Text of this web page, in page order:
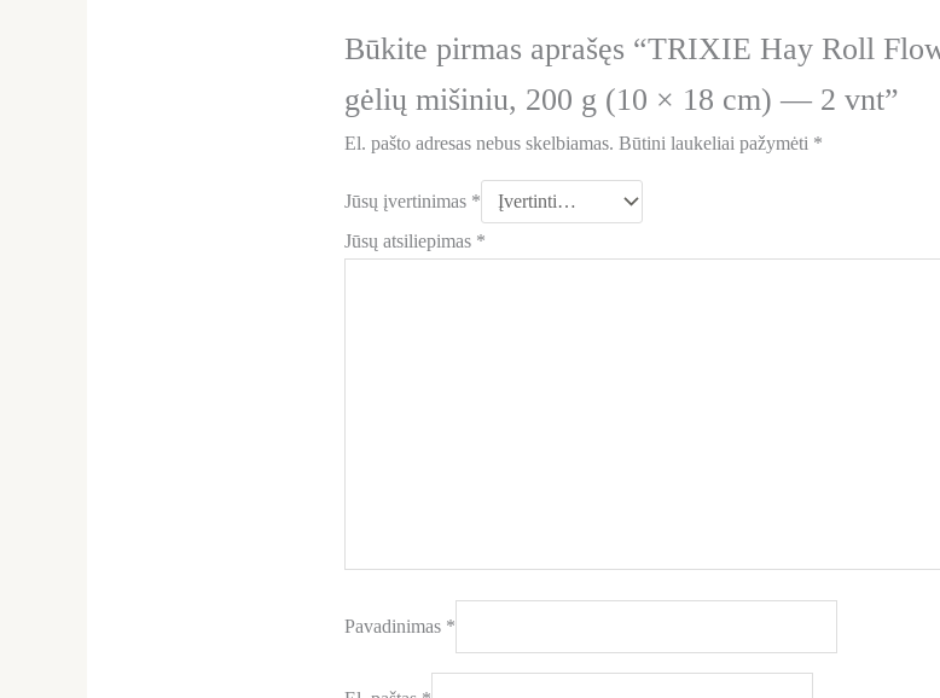
Būkite pirmas aprašęs “TRIXIE Hay Roll
gėlių mišiniu, 200 g (10 × 18 cm) — 2 vnt”
El. pašto adresas nebus skelbiamas. Būtini laukeliai pažymėti *
Jūsų įvertinimas *
Jūsų atsiliepimas *
Pavadinimas *